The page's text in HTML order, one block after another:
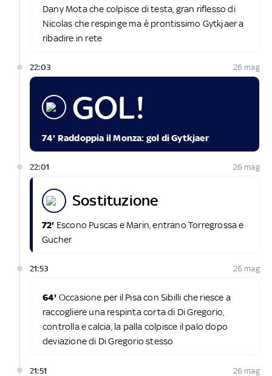
Dany Mota che colpisce di testa, gran riflesso di
Nicolas che respinge ma è prontissimo Gytkjaer a
ribadire in rete
22:03 26 mag
GOL!
74' Raddoppia il Monza: gol di Gytkjaer
22:01 26 mag
sostituzione
72' Escono Puscas e Marin, entrano Torregrossa e
Gucher
21:53 26 mag
64' Occasione per il Pisa con Sibilli che riesce a
raccogliere una respinta corta di Di Gregorio,
controlla e calcia, la palla colpisce il palo dopo
deviazione di Di Gregorio stesso
21:51 26 mag